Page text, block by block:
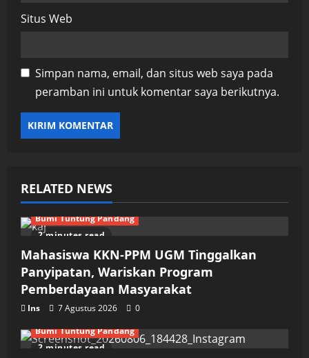
Situs Web
Simpan nama, email, dan situs web saya pada
peramban ini untuk komentar saya berikutnya.
RELATED NEWS
2 minutes read
Bumi Tuntung Pandang
Mahasiswa KKN-PPM UGM Tinggalkan
Panyipatan, Wariskan Program
Pemberdayaan Masyarakat
Ins 7 Agustus 2026 0
2 minutes read
Bumi Tuntung Pandang